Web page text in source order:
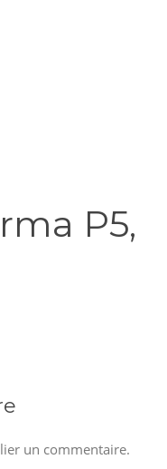
P5,
un commentaire.